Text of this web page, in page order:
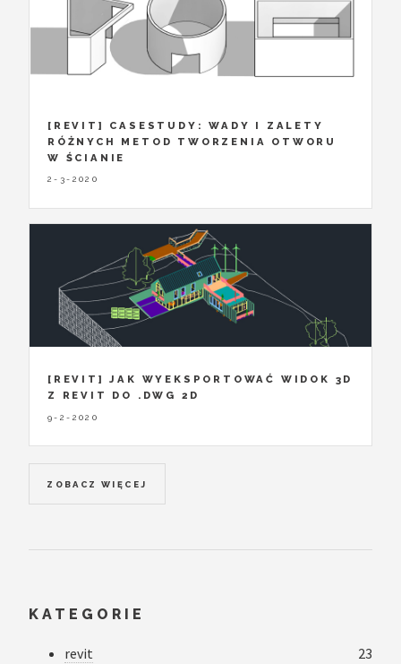
[REVIT] CASESTUDY: WADY I ZALETY
RÓŻNYCH METOD TWORZENIA OTWORU
W ŚCIANIE
2-3-2020
[REVIT] JAK WYEKSPORTOWAĆ WIDOK 3D
Z REVIT DO .DWG 2D
9-2-2020
ZOBACZ WIĘCEJ
KATEGORIE
revit
23